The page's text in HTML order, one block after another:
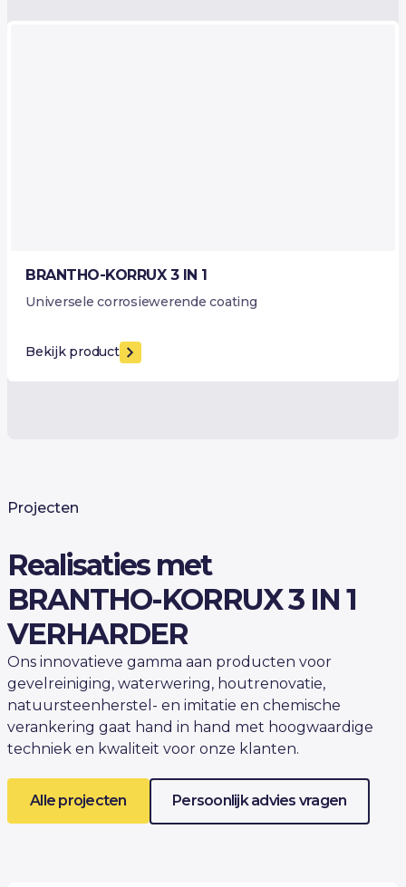
BRANTHO-KORRUX 3 IN 1
Universele corrosiewerende coating
Bekijk product
Projecten
Realisaties met
BRANTHO-KORRUX 3 IN 1
VERHARDER
Ons innovatieve gamma aan producten voor
gevelreiniging, waterwering, houtrenovatie,
natuursteenherstel- en imitatie en chemische
verankering gaat hand in hand met hoogwaardige
techniek en kwaliteit voor onze klanten.
Alle projecten Persoonlijk advies vragen